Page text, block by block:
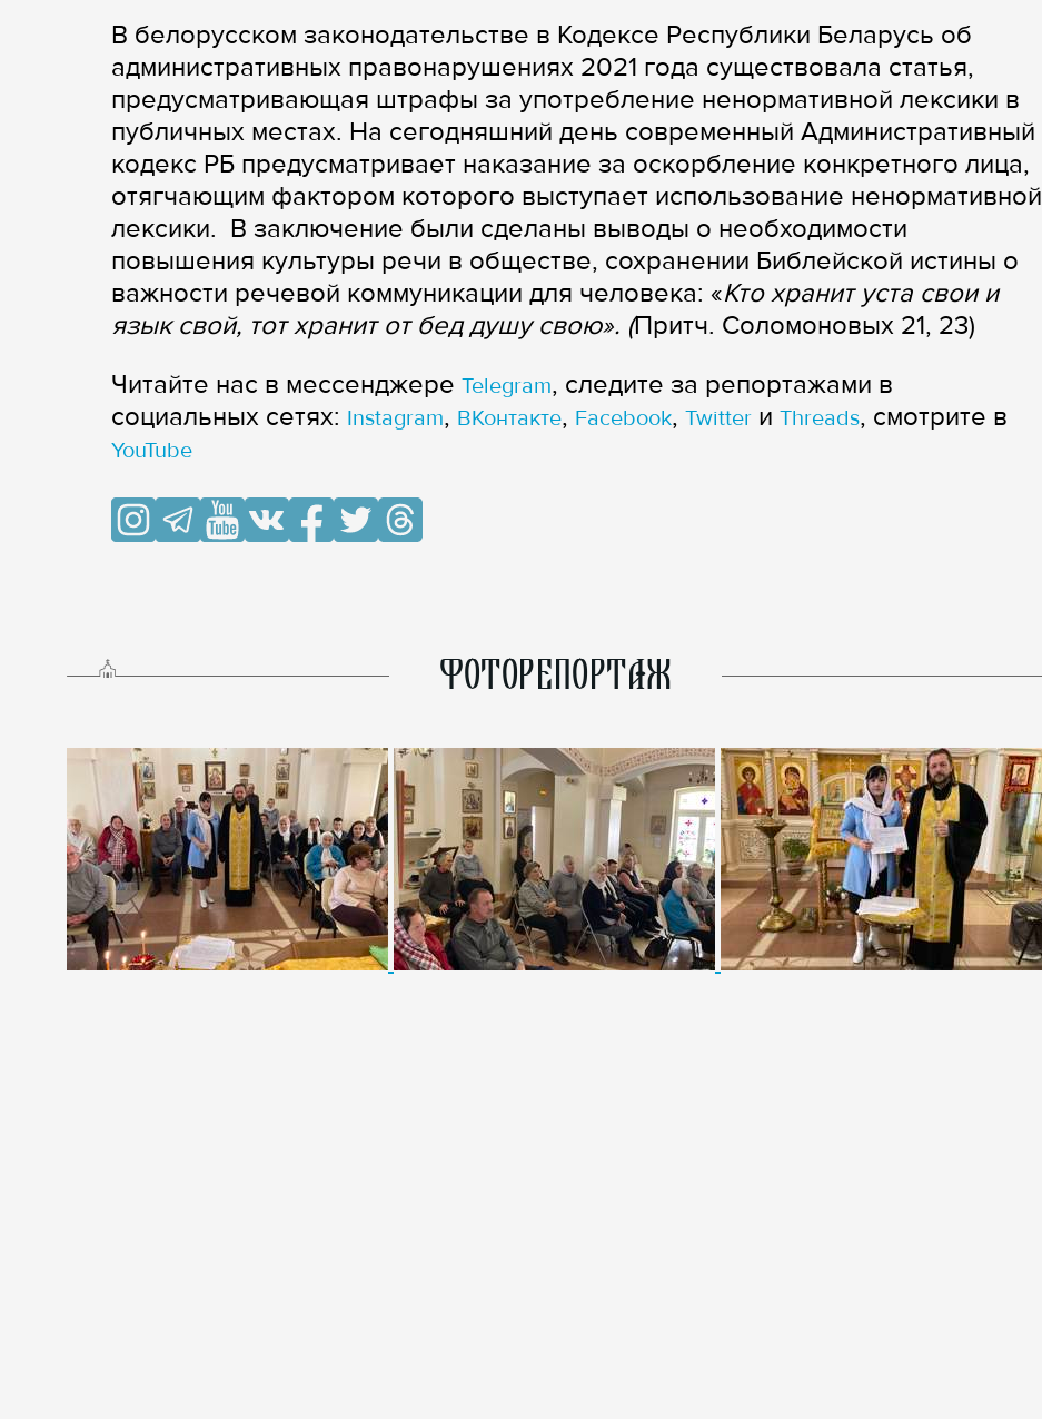
В белорусском законодательстве в Кодексе Республики Беларусь об
административных правонарушениях 2021 года существовала статья,
предусматривающая штрафы за употребление ненормативной лексики в
публичных местах. На сегодняшний день современный Административный
кодекс РБ предусматривает наказание за оскорбление конкретного лица,
отягчающим фактором которого выступает использование ненормативной
лексики. В заключение были сделаны выводы о необходимости
повышения культуры речи в обществе, сохранении Библейской истины о
важности речевой коммуникации для человека: «Кто хранит уста свои и
язык свой, тот хранит от бед душу свою». (Притч. Соломоновых 21, 23)
Читайте нас в мессенджере Telegram, следите за репортажами в
cоциальных сетях: Instagram, ВКонтакте, Facebook, Twitter и Threads, смотрите в
YouTube
ФОТОРЕПОРТАЖ